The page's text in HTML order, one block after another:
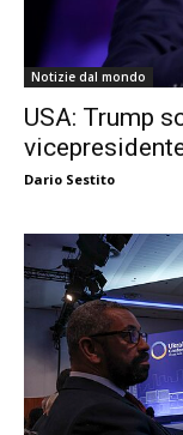
Notizie dal mondo
USA: Trump
Dario Sestito